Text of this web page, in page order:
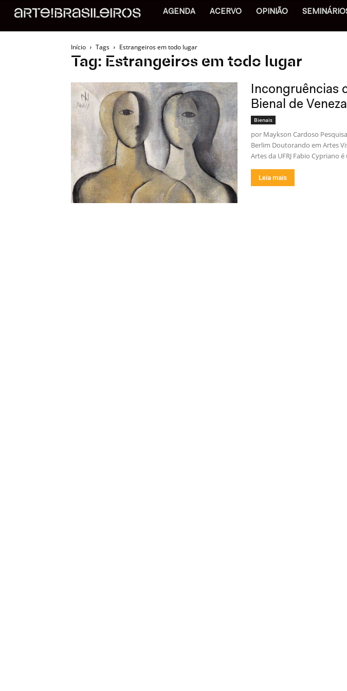
AGENDA ACERVO OPINIÃO
Início Tags Estrangeiros em todo lugar
Tag: Estrangeiros em todo lugar
Incongruências
Bienal de Veneza
Bienais
por Maykson Cardoso
Berlim Doutorando em Artes
Artes da UFRJ Fabio Cypriano
Leia mais